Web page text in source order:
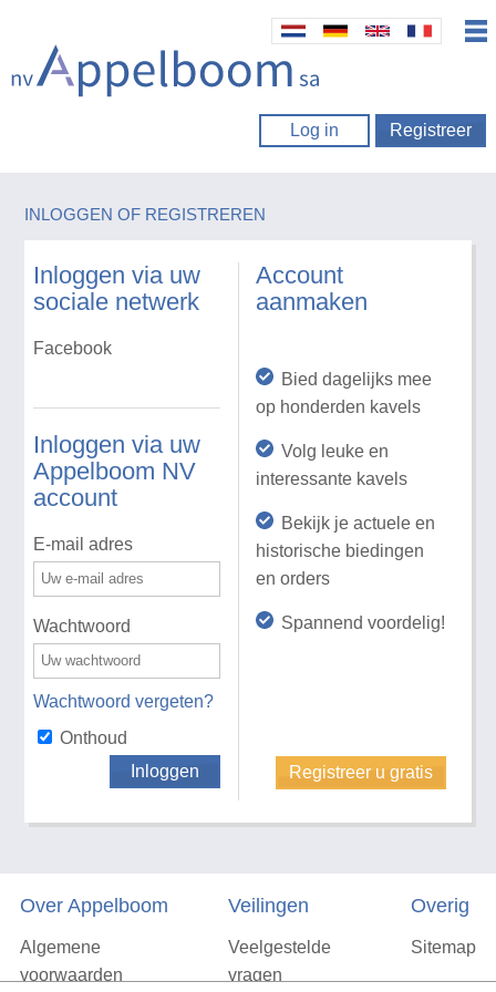
Log in Registreer
INLOGGEN OF REGISTREREN
Inloggen via uw
sociale netwerk
Facebook
Inloggen via uw
Appelboom NV
account
E-mail adres
Wachtwoord
Wachtwoord vergeten?
Onthoud
Inloggen
Account
aanmaken
Bied dagelijks mee
op honderden kavels
Volg leuke en
interessante kavels
Bekijk je actuele en
historische biedingen
en orders
Spannend voordelig!
Registreer u gratis
Over Appelboom
Algemene
voorwaarden
Veilingen
Veelgestelde
vragen
Overig
Sitemap